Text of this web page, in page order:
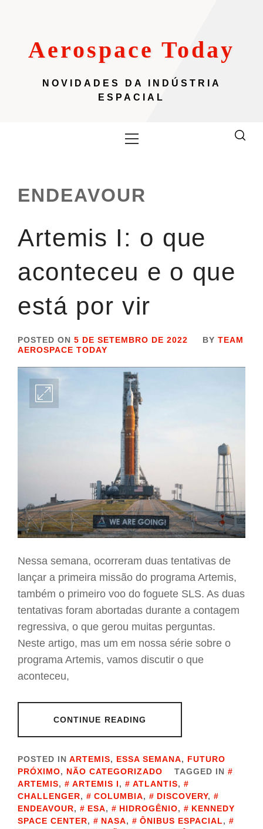
Aerospace Today
NOVIDADES DA INDÚSTRIA
ESPACIAL
Menu
ENDEAVOUR
Artemis I: o que
aconteceu e o que
está por vir
POSTED ON 5 DE SETEMBRO DE 2022 BY TEAM
AEROSPACE TODAY
Nessa semana, ocorreram duas tentativas de
lançar a primeira missão do programa Artemis,
também o primeiro voo do foguete SLS. As duas
tentativas foram abortadas durante a contagem
regressiva, o que gerou muitas perguntas.
Neste artigo, mas um em nossa série sobre o
programa Artemis, vamos discutir o que
aconteceu,
CONTINUE READING
POSTED IN ARTEMIS, ESSA SEMANA, FUTURO
PRÓXIMO, NÃO CATEGORIZADO
TAGGED IN
ARTEMIS, ARTEMIS I, ATLANTIS,
CHALLENGER, COLUMBIA, DISCOVERY,
ENDEAVOUR, ESA, HIDROGÊNIO,
KENNEDY
SPACE CENTER, NASA, ÔNIBUS ESPACIAL,